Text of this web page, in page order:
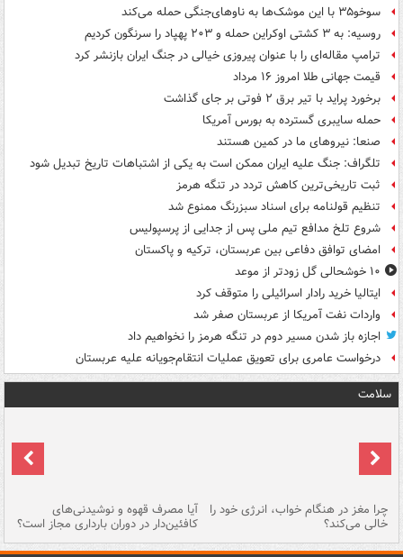
سوخو۳۵ با این موشک‌ها به ناوهای‌جنگی حمله می‌کند
روسیه: به ۳ کشتی اوکراین حمله و ۲۰۳ پهپاد را سرنگون کردیم
ترامپ مقاله‌ای را با عنوان پیروزی خیالی در جنگ ایران بازنشر کرد
قیمت جهانی طلا امروز ۱۶ مرداد
برخورد پراید با تیر برق ۲ فوتی بر جای گذاشت
حمله سایبری گسترده به بورس آمریکا
صنعا: نیروهای ما در کمین‌ هستند
تلگراف: جنگ علیه ایران ممکن است به یکی از اشتباهات تاریخ تبدیل شود
ثبت تاریخی‌ترین کاهش تردد در تنگه هرمز
تنظیم قولنامه برای اسناد سبزرنگ ممنوع شد
شروع تلخ مدافع تیم ملی پس از جدایی از پرسپولیس
امضای توافق دفاعی بین عربستان، ترکیه و پاکستان
۱۰ خوشحالی گل زودتر از موعد
ایتالیا خرید رادار اسرائیلی را متوقف کرد
واردات نفت آمریکا از عربستان صفر شد
اجازه باز شدن مسیر دوم در تنگه هرمز را نخواهیم داد
درخواست عامری برای تعویق عملیات انتقام‌جویانه علیه عربستان
سلامت
چرا مغز در هنگام خواب، انرژی خود را
خالی می‌کند؟
آیا مصرف قهوه و نوشیدنی‌های
کافئین‌دار در دوران بارداری مجاز است؟